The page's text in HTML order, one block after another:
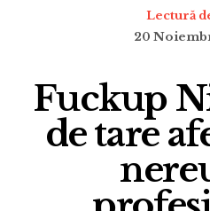
Lectură
20
Fuckup
de tare